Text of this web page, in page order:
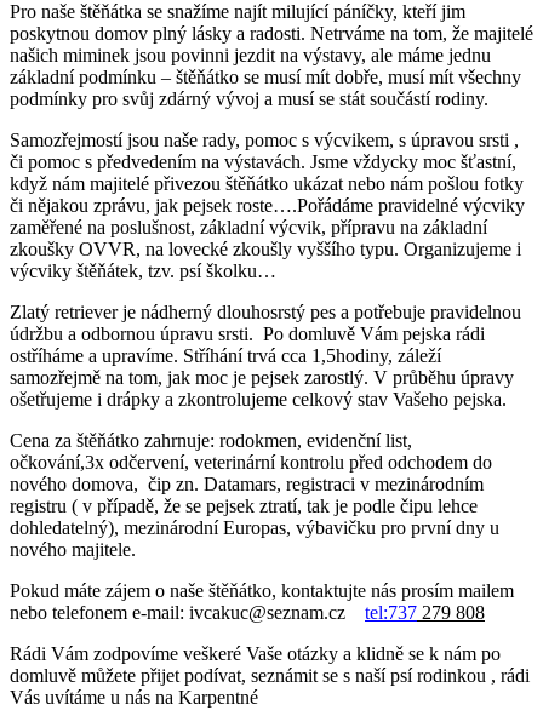
Pro naše štěňátka se snažíme najít milující páníčky, kteří jim
poskytnou domov plný lásky a radosti. Netrváme na tom, že majitelé
našich miminek jsou povinni jezdit na výstavy, ale máme jednu
základní podmínku – štěňátko se musí mít dobře, musí mít všechny
podmínky pro svůj zdárný vývoj a musí se stát součástí rodiny.
Samozřejmostí jsou naše rady, pomoc s výcvikem, s úpravou srsti ,
či pomoc s předvedením na výstavách. Jsme vždycky moc šťastní,
když nám majitelé přivezou štěňátko ukázat nebo nám pošlou fotky
či nějakou zprávu, jak pejsek roste….Pořádáme pravidelné výcviky
zaměřené na poslušnost, základní výcvik, přípravu na základní
zkoušky OVVR, na lovecké zkoušly vyššího typu. Organizujeme i
výcviky štěňátek, tzv. psí školku…
Zlatý retriever je nádherný dlouhosrstý pes a potřebuje pravidelnou
údržbu a odbornou úpravu srsti. Po domluvě Vám pejska rádi
ostříháme a upravíme. Stříhání trvá cca 1,5hodiny, záleží
samozřejmě na tom, jak moc je pejsek zarostlý. V průběhu úpravy
ošetřujeme i drápky a zkontrolujeme celkový stav Vašeho pejska.
Cena za štěňátko zahrnuje: rodokmen, evidenční list,
očkování,3x odčervení, veterinární kontrolu před odchodem do
nového domova, čip zn. Datamars, registraci v mezinárodním
registru ( v případě, že se pejsek ztratí, tak je podle čipu lehce
dohledatelný), mezinárodní Europas, výbavičku pro první dny u
nového majitele.
Pokud máte zájem o naše štěňátko, kontaktujte nás prosím mailem
nebo telefonem e-mail: ivcakuc@seznam.cz tel:737 279 808
Rádi Vám zodpovíme veškeré Vaše otázky a klidně se k nám po
domluvě můžete přijet podívat, seznámit se s naší psí rodinkou , rádi
Vás uvítáme u nás na Karpentné